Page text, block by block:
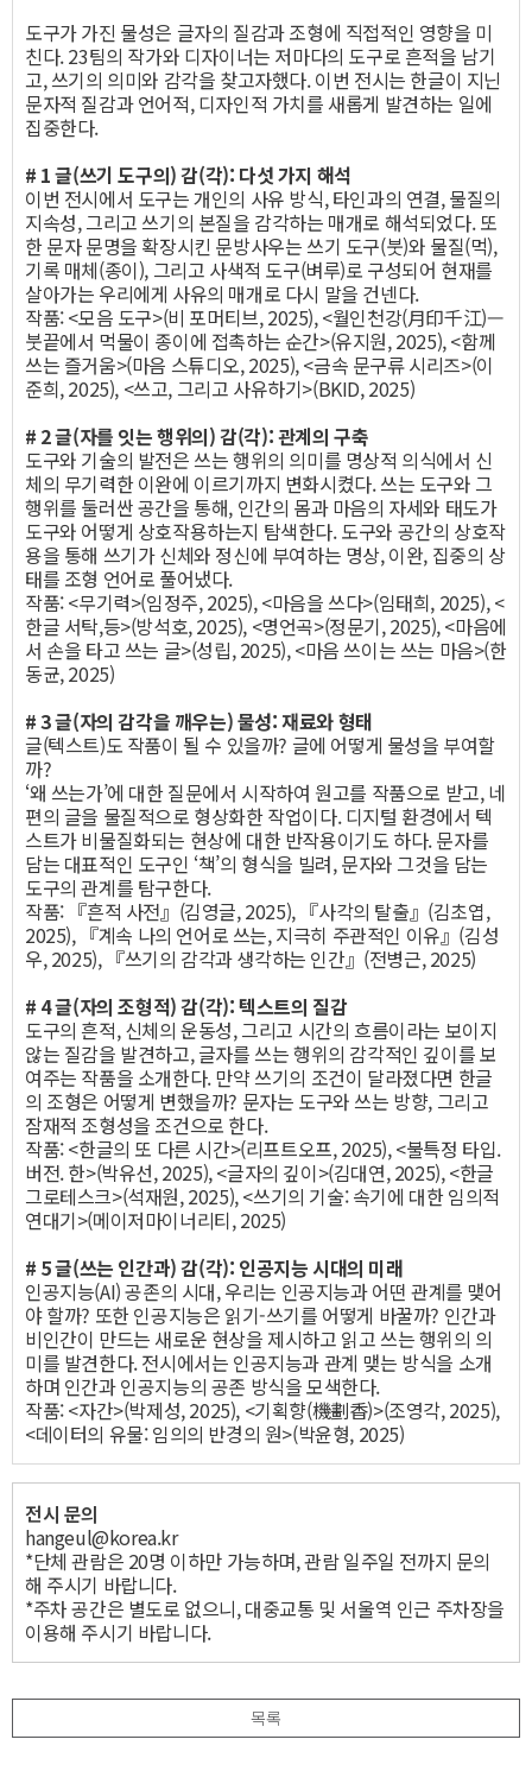
도구가 가진 물성은 글자의 질감과 조형에 직접적인 영향을 미
친다. 23팀의 작가와 디자이너는 저마다의 도구로 흔적을 남기
고, 쓰기의 의미와 감각을 찾고자했다. 이번 전시는 한글이 지닌
문자적 질감과 언어적, 디자인적 가치를 새롭게 발견하는 일에
집중한다.
# 1 글(쓰기 도구의) 감(각): 다섯 가지 해석
이번 전시에서 도구는 개인의 사유 방식, 타인과의 연결, 물질의
지속성, 그리고 쓰기의 본질을 감각하는 매개로 해석되었다. 또
한 문자 문명을 확장시킨 문방사우는 쓰기 도구(붓)와 물질(먹),
기록 매체(종이), 그리고 사색적 도구(벼루)로 구성되어 현재를
살아가는 우리에게 사유의 매개로 다시 말을 건넨다.
작품: <모음 도구>(비 포머티브, 2025), <월인천강(月印千江)—
붓끝에서 먹물이 종이에 접촉하는 순간>(유지원, 2025), <함께
쓰는 즐거움>(마음 스튜디오, 2025), <금속 문구류 시리즈>(이
준희, 2025), <쓰고, 그리고 사유하기>(BKID, 2025)
# 2 글(자를 잇는 행위의) 감(각): 관계의 구축
도구와 기술의 발전은 쓰는 행위의 의미를 명상적 의식에서 신
체의 무기력한 이완에 이르기까지 변화시켰다. 쓰는 도구와 그
행위를 둘러싼 공간을 통해, 인간의 몸과 마음의 자세와 태도가
도구와 어떻게 상호작용하는지 탐색한다. 도구와 공간의 상호작
용을 통해 쓰기가 신체와 정신에 부여하는 명상, 이완, 집중의 상
태를 조형 언어로 풀어냈다.
작품: <무기력>(임정주, 2025), <마음을 쓰다>(임태희, 2025), <
한글 서탁,등>(방석호, 2025), <명언곡>(정문기, 2025), <마음에
서 손을 타고 쓰는 글>(성립, 2025), <마음 쓰이는 쓰는 마음>(한
동균, 2025)
# 3 글(자의 감각을 깨우는) 물성: 재료와 형태
글(텍스트)도 작품이 될 수 있을까? 글에 어떻게 물성을 부여할
까?
‘왜 쓰는가’에 대한 질문에서 시작하여 원고를 작품으로 받고, 네
편의 글을 물질적으로 형상화한 작업이다. 디지털 환경에서 텍
스트가 비물질화되는 현상에 대한 반작용이기도 하다. 문자를
담는 대표적인 도구인 ‘책’의 형식을 빌려, 문자와 그것을 담는
도구의 관계를 탐구한다.
작품: 『흔적 사전』(김영글, 2025), 『사각의 탈출』(김초엽,
2025), 『계속 나의 언어로 쓰는, 지극히 주관적인 이유』(김성
우, 2025), 『쓰기의 감각과 생각하는 인간』(전병근, 2025)
# 4 글(자의 조형적) 감(각): 텍스트의 질감
도구의 흔적, 신체의 운동성, 그리고 시간의 흐름이라는 보이지
않는 질감을 발견하고, 글자를 쓰는 행위의 감각적인 깊이를 보
여주는 작품을 소개한다. 만약 쓰기의 조건이 달라졌다면 한글
의 조형은 어떻게 변했을까? 문자는 도구와 쓰는 방향, 그리고
잠재적 조형성을 조건으로 한다.
작품: <한글의 또 다른 시간>(리프트오프, 2025), <불특정 타입.
버전. 한>(박유선, 2025), <글자의 깊이>(김대연, 2025), <한글
그로테스크>(석재원, 2025), <쓰기의 기술: 속기에 대한 임의적
연대기>(메이저마이너리티, 2025)
# 5 글(쓰는 인간과) 감(각): 인공지능 시대의 미래
인공지능(AI) 공존의 시대, 우리는 인공지능과 어떤 관계를 맺어
야 할까? 또한 인공지능은 읽기-쓰기를 어떻게 바꿀까? 인간과
비인간이 만드는 새로운 현상을 제시하고 읽고 쓰는 행위의 의
미를 발견한다. 전시에서는 인공지능과 관계 맺는 방식을 소개
하며 인간과 인공지능의 공존 방식을 모색한다.
작품: <자간>(박제성, 2025), <기획향(機劃香)>(조영각, 2025),
<데이터의 유물: 임의의 반경의 원>(박윤형, 2025)
전시 문의
hangeul@korea.kr
*단체 관람은 20명 이하만 가능하며, 관람 일주일 전까지 문의
해 주시기 바랍니다.
*주차 공간은 별도로 없으니, 대중교통 및 서울역 인근 주차장을
이용해 주시기 바랍니다.
목록